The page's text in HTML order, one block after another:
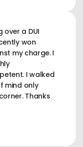
over a DUI
won
my charge. I
I walked
mind only
Thanks